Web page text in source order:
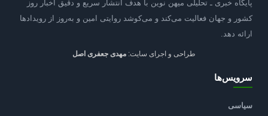
پایگاه خبری ـ تحلیلی میهن نوین با هدف انتشار سریع و دقیق اخبار روز
کشور و جهان فعالیت می‌کند و می‌کوشد روایتی امین و به‌روز از رویدادها
ارائه دهد.
طراحی و اجرای سایت: مهدی جعفری اصل
سرویس‌ها
سیاسی